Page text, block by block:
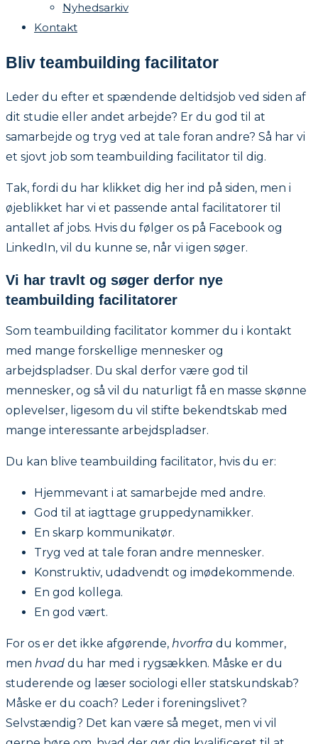
Nyhedsarkiv
Kontakt
Bliv teambuilding facilitator
Leder du efter et spændende deltidsjob ved siden af
dit studie eller andet arbejde? Er du god til at
samarbejde og tryg ved at tale foran andre? Så har vi
et sjovt job som teambuilding facilitator til dig.
Tak, fordi du har klikket dig her ind på siden, men i
øjeblikket har vi et passende antal facilitatorer til
antallet af jobs. Hvis du følger os på Facebook og
LinkedIn, vil du kunne se, når vi igen søger.
Vi har travlt og søger derfor nye
teambuilding facilitatorer
Som teambuilding facilitator kommer du i kontakt
med mange forskellige mennesker og
arbejdspladser. Du skal derfor være god til
mennesker, og så vil du naturligt få en masse skønne
oplevelser, ligesom du vil stifte bekendtskab med
mange interessante arbejdspladser.
Du kan blive teambuilding facilitator, hvis du er:
Hjemmevant i at samarbejde med andre.
God til at iagttage gruppedynamikker.
En skarp kommunikatør.
Tryg ved at tale foran andre mennesker.
Konstruktiv, udadvendt og imødekommende.
En god kollega.
En god vært.
For os er det ikke afgørende, hvorfra du kommer,
men hvad du har med i rygsækken. Måske er du
studerende og læser sociologi eller statskundskab?
Måske er du coach? Leder i foreningslivet?
Selvstændig? Det kan være så meget, men vi vil